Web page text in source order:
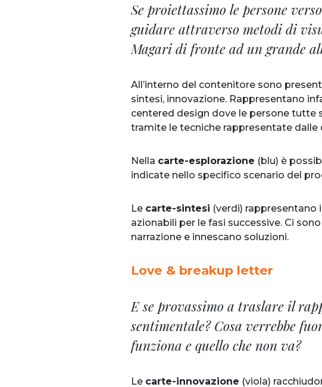
Se proiettassimo le persone
guidare attraverso metodi di
Magari di fronte ad un grande
All’interno del contenitore sono
sintesi, innovazione. Rappresentano
centered design dove le persone tutte
tramite le tecniche rappresentate dalle
Nella carte-esplorazione (blu) è
indicate nello specifico scenario del
Le carte-sintesi (verdi) rappresentano
azionabili per le fasi successive. Ci
narrazione e innescano soluzioni.
Love & breakup letter
E se provassimo a traslare il
sentimentale? Cosa verrebbe
funziona e quello che non va?
Le carte-innovazione (viola)